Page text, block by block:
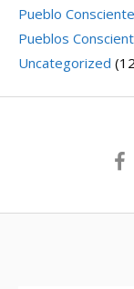
Pueblo Consciente
Pueblos
Uncategorized